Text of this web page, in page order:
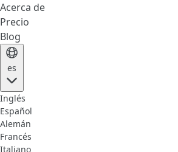
Acerca de
Precio
Blog
es
Inglés
Español
Alemán
Francés
Italiano